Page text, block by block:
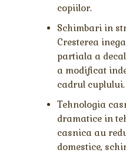
copiilor.
Schimbari in
Cresterea
partiala a
a modificat
cadrul cuplului.
Tehnologia
dramatice in
casnica au
domestice,